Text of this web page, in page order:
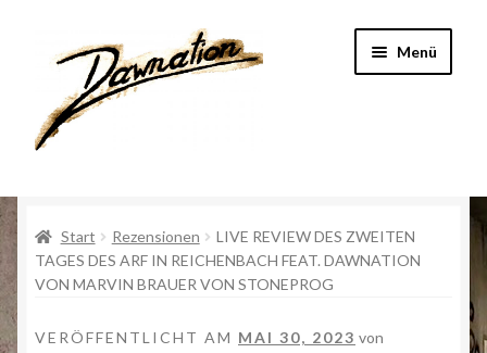
Navigation
springen
Inhalt
springen
Menü
Band
DataExperts
Start Rezensionen
LIVE REVIEW DES ZWEITEN
TAGES DES ARF IN REICHENBACH FEAT. DAWNATION
VON MARVIN BRAUER VON STONEPROG
VERÖFFENTLICHT AM MAI 30, 2023 von